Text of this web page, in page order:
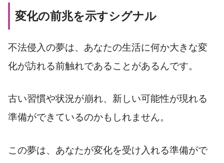
変化の前兆を示すシグナル
不法侵入の夢は、あなたの生活に何か大きな変
化が訪れる前触れであることがあるんです。
古い習慣や状況が崩れ、新しい可能性が現れる
準備ができているのかもしれません。
この夢は、あなたが変化を受け入れる準備がで